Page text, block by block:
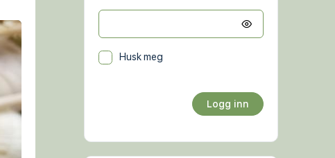
Husk meg